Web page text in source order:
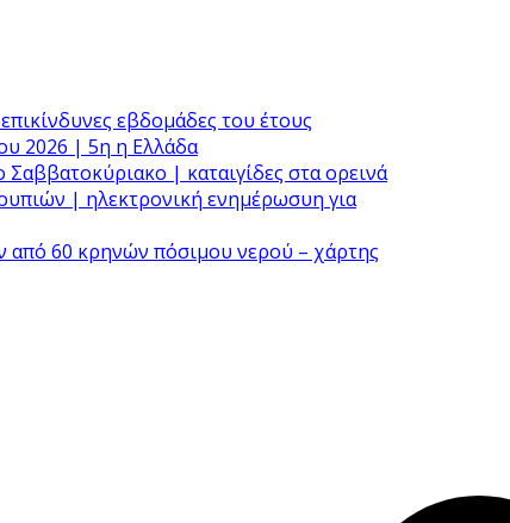
εβδομάδες του έτους
2026 | 5η η Ελλάδα
Σαββατοκύριακο | καταιγίδες στα ορεινά
| ηλεκτρονική ενημέρωσυη για
από 60 κρηνών πόσιμου νερού – χάρτης